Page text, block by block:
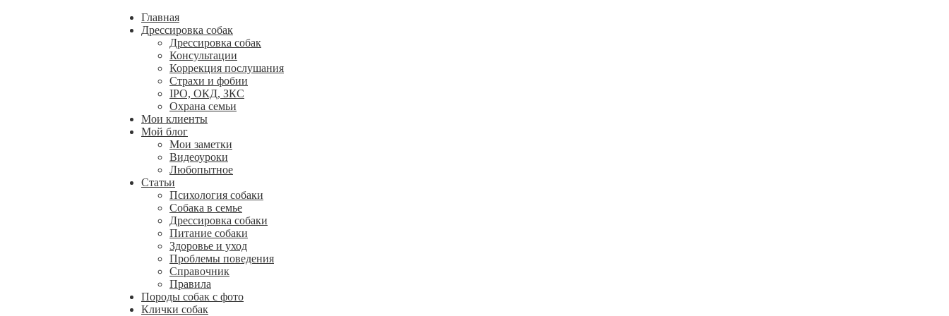
Главная
Дрессировка собак
Дрессировка собак
Консультации
Коррекция послушания
Страхи и фобии
IPO, ОКД, ЗКС
Охрана семьи
Мои клиенты
Мой блог
Мои заметки
Видеоуроки
Любопытное
Статьи
Психология собаки
Собака в семье
Дрессировка собаки
Питание собаки
Здоровье и уход
Проблемы поведения
Справочник
Правила
Породы собак с фото
Клички собак